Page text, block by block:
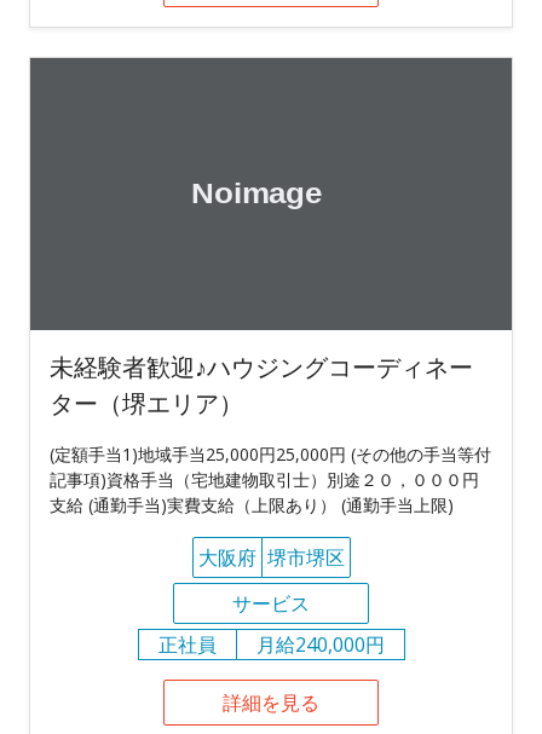
未経験者歓迎♪ハウジングコーディネー
ター（堺エリア）
(定額手当1)地域手当25,000円25,000円 (その他の手当等付
記事項)資格手当（宅地建物取引士）別途２０，０００円
支給 (通勤手当)実費支給（上限あり） (通勤手当上限)
大阪府 堺市堺区
サービス
正社員
月給240,000円
詳細を見る